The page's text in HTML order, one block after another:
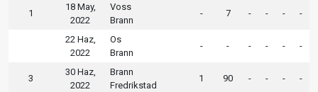
1
18 May,
2022
Voss
Brann
- 7 - - - -
22 Haz,
2022
Os
Brann
- - - - - -
3
30 Haz,
2022
Brann
Fredrikstad
1 90 - - - -